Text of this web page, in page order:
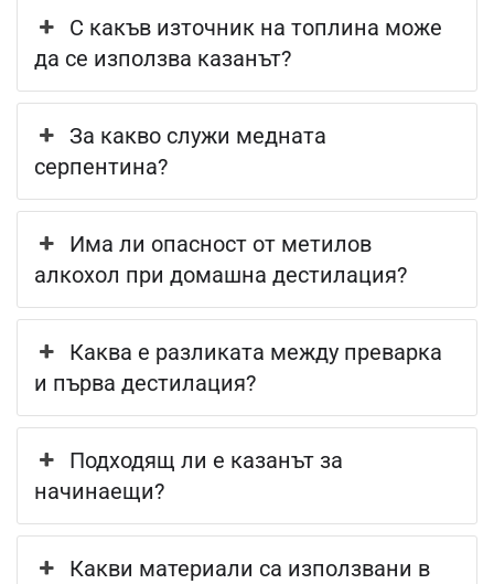
С какъв източник на топлина може
да се използва казанът?
За какво служи медната
серпентина?
Има ли опасност от метилов
алкохол при домашна дестилация?
Каква е разликата между преварка
и първа дестилация?
Подходящ ли е казанът за
начинаещи?
Какви материали са използвани в